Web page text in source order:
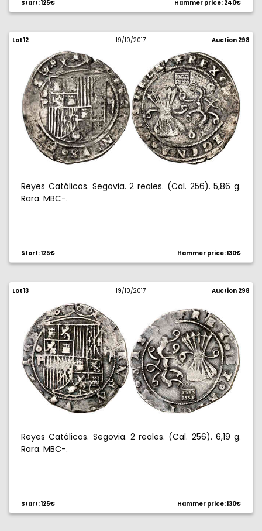
Start: 125€ Hammer price: 240€
Lot 12 19/10/2017 Auction 298
Reyes Católicos. Segovia. 2 reales. (Cal. 256). 5,86 g.
Rara. MBC-.
Start: 125€ Hammer price: 130€
Lot 13 19/10/2017 Auction 298
Reyes Católicos. Segovia. 2 reales. (Cal. 256). 6,19 g.
Rara. MBC-.
Start: 125€ Hammer price: 130€